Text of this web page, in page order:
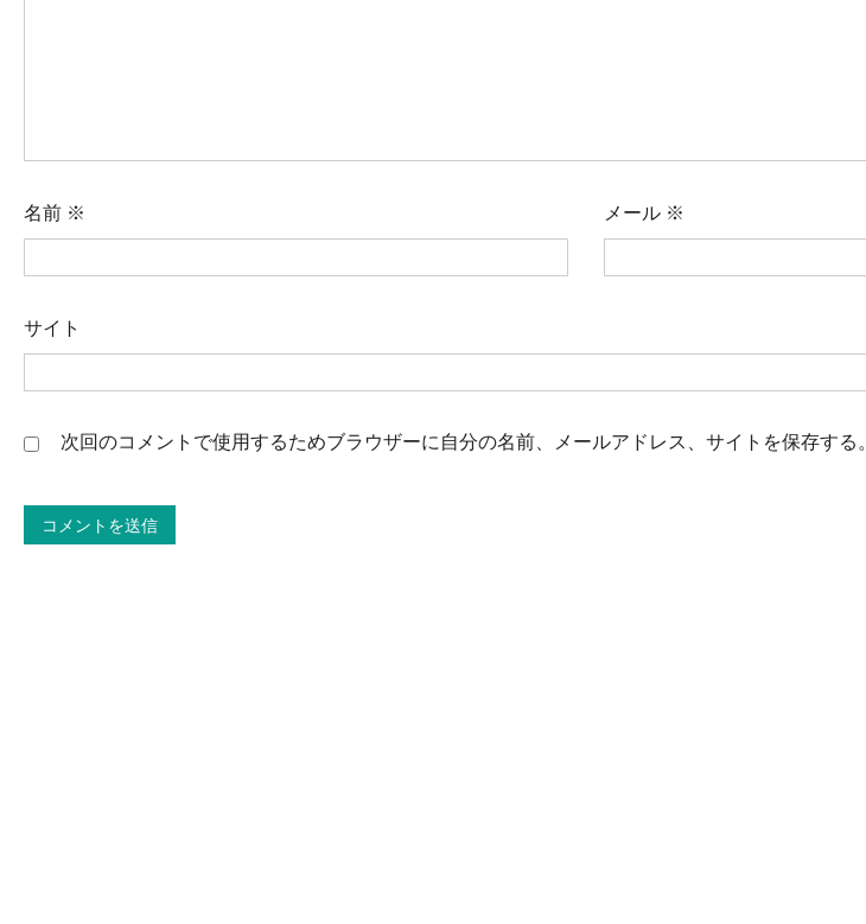
名前 ※ メール ※
サイト
次回のコメントで使用するためブラウザーに自分の名前、メールアドレス、サイトを保存する。